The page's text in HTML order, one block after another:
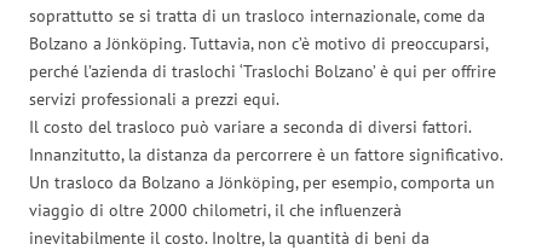
soprattutto se si tratta di un trasloco internazionale, come da
Bolzano a Jönköping. Tuttavia, non c’è motivo di preoccuparsi,
perché l’azienda di traslochi ‘Traslochi Bolzano’ è qui per offrire
servizi professionali a prezzi equi.
Il costo del trasloco può variare a seconda di diversi fattori.
Innanzitutto, la distanza da percorrere è un fattore significativo.
Un trasloco da Bolzano a Jönköping, per esempio, comporta un
viaggio di oltre 2000 chilometri, il che influenzerà
inevitabilmente il costo. Inoltre, la quantità di beni da